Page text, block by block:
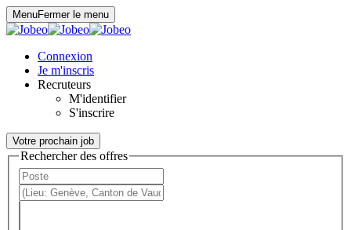
MenuFermer le menu
Connexion
Je m'inscris
Recruteurs
M'identifier
S'inscrire
Votre prochain job
Rechercher des offres
Panneau de gestion des cookies